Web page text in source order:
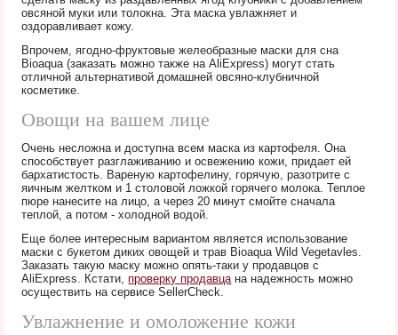
овсяной муки или толокна. Эта маска увлажняет и
оздоравливает кожу.
Впрочем, ягодно-фруктовые желеобразные маски для сна
Bioaqua (заказать можно также на AliExpress) могут стать
отличной альтернативой домашней овсяно-клубничной
косметике.
Овощи на вашем лице
Очень несложна и доступна всем маска из картофеля. Она
способствует разглаживанию и освежению кожи, придает ей
бархатистость. Вареную картофелину, горячую, разотрите с
яичным желтком и 1 столовой ложкой горячего молока. Теплое
пюре нанесите на лицо, а через 20 минут смойте сначала
теплой, а потом - холодной водой.
Еще более интересным вариантом является использование
маски с букетом диких овощей и трав Bioaqua Wild Vegetavles.
Заказать такую маску можно опять-таки у продавцов с
AliExpress. Кстати,проверку продавцана надежность можно
осуществить на сервисе SellerCheck.
Увлажнение и омоложение кожи